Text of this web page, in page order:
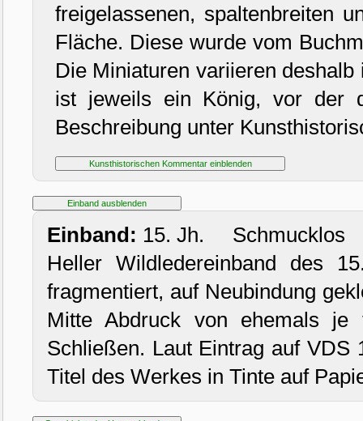
freigelassenen, spaltenbreiten
Fläche. Diese wurde vom
Die Miniaturen variieren
ist jeweils ein König, vor der
Beschreibung unter
Einband: 15. Jh.
Heller Wildledereinband des
fragmentiert, auf Neubindung
Mitte Abdruck von ehemals
Schließen. Laut Eintrag auf VDS
Titel des Werkes in Tinte auf